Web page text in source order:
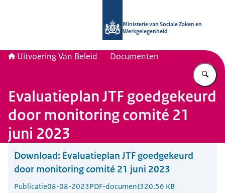
Ministerie van Sociale Zaken en
Werkgelegenheid
Uitvoering Van Beleid Documenten
Evaluatieplan JTF goedgekeurd
door monitoring comité 21
juni 2023
Download: Evaluatieplan JTF goedgekeurd
door monitoring comité 21 juni 2023
Publicatie08-08-2023PDF-document320.56 KB